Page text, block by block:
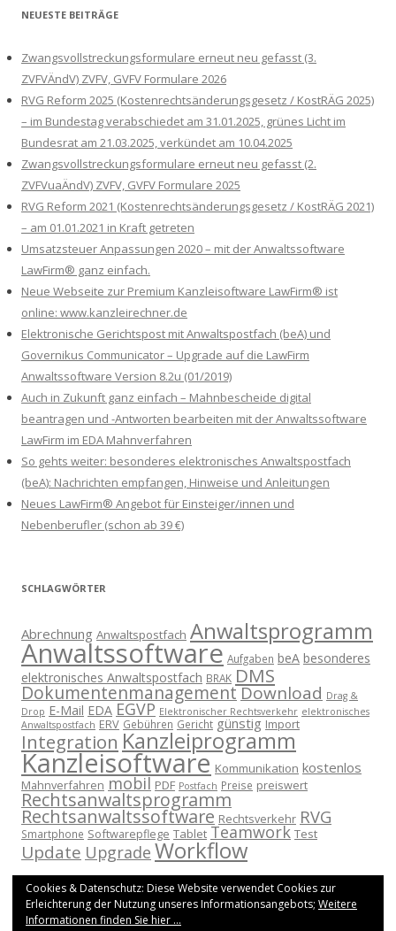
NEUESTE BEITRÄGE
Zwangsvollstreckungsformulare erneut neu gefasst (3.
ZVFVÄndV) ZVFV, GVFV Formulare 2026
RVG Reform 2025 (Kostenrechtsänderungsgesetz / KostRÄG 2025)
– im Bundestag verabschiedet am 31.01.2025, grünes Licht im
Bundesrat am 21.03.2025, verkündet am 10.04.2025
Zwangsvollstreckungsformulare erneut neu gefasst (2.
ZVFVuaÄndV) ZVFV, GVFV Formulare 2025
RVG Reform 2021 (Kostenrechtsänderungsgesetz / KostRÄG 2021)
– am 01.01.2021 in Kraft getreten
Umsatzsteuer Anpassungen 2020 – mit der Anwaltssoftware
LawFirm® ganz einfach.
Neue Webseite zur Premium Kanzleisoftware LawFirm® ist
online: www.kanzleirechner.de
Elektronische Gerichtspost mit Anwaltspostfach (beA) und
Governikus Communicator – Upgrade auf die LawFirm
Anwaltssoftware Version 8.2u (01/2019)
Auch in Zukunft ganz einfach – Mahnbescheide digital
beantragen und -Antworten bearbeiten mit der Anwaltssoftware
LawFirm im EDA Mahnverfahren
So gehts weiter: besonderes elektronisches Anwaltspostfach
(beA): Nachrichten empfangen, Hinweise und Anleitungen
Neues LawFirm® Angebot für Einsteiger/innen und
Nebenberufler (schon ab 39 €)
SCHLAGWÖRTER
Abrechnung Anwaltspostfach Anwaltsprogramm
Anwaltssoftware Aufgaben beA besonderes
elektronisches Anwaltspostfach BRAK DMS
DokumentenmanagementDownload Drag &
Drop E-Mail EDA EGVP Elektronischer Rechtsverkehr elektronisches
Anwaltspostfach ERV Gebühren Gericht günstig Import
Integration Kanzleiprogramm
Kanzleisoftware Kommunikation kostenlos
Mahnverfahren mobil PDF Postfach Preise preiswert
Rechtsanwaltsprogramm
Rechtsanwaltssoftware Rechtsverkehr RVG
Smartphone Softwarepflege Tablet Teamwork Test
Update Upgrade Workflow
Cookies & Datenschutz: Diese Website verwendet Cookies zur
Erleichterung der Nutzung unseres Informationsangebots; Weitere
Informationen finden Sie hier ...